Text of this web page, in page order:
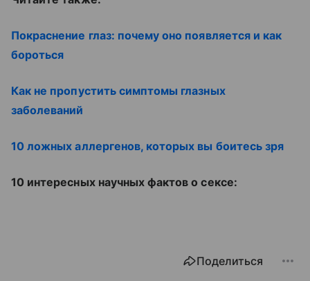
Покраснение глаз: почему оно появляется и как
бороться
Как не пропустить симптомы глазных
заболеваний
10 ложных аллергенов, которых вы боитесь зря
10 интересных научных фактов о сексе:
Поделиться